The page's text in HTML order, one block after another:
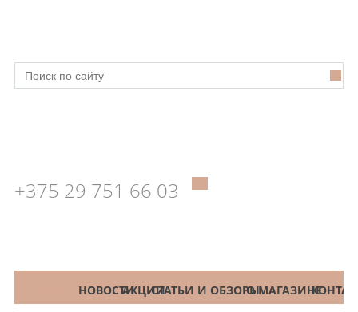
+375 29 751 66 03
КАТАЛОГНОВОСТИАКЦИИСТАТЬИ И ОБЗОРЫО МАГАЗИНЕ